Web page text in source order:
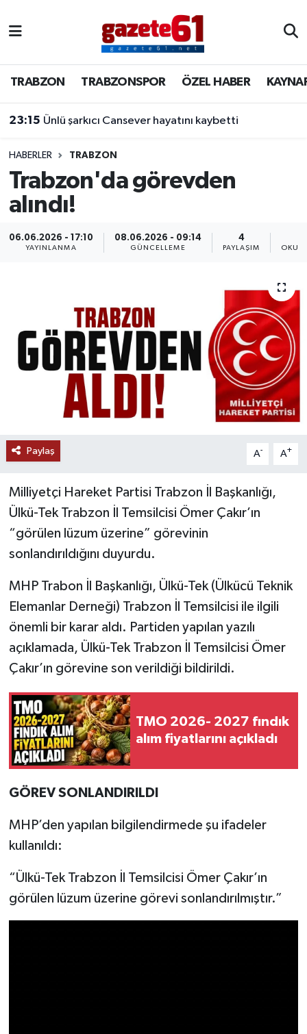
TRABZON TRABZONSPOR ÖZEL HABER
23:15 Ünlü şarkıcı Cansever hayatını kaybetti
HABERLER TRABZON
Trabzon'da görevden
alındı!
06.06.2026 - 17:10
YAYINLANMA
08.06.2026 - 09:14
GÜNCELLEME
4
PAYLAŞIM
Paylaş A- A+
Milliyetçi Hareket Partisi Trabzon İl Başkanlığı,
Ülkü-Tek Trabzon İl Temsilcisi Ömer Çakır’ın
“görülen lüzum üzerine” görevinin
sonlandırıldığını duyurdu.
MHP Trabon İl Başkanlığı, Ülkü-Tek (Ülkücü Teknik
Elemanlar Derneği) Trabzon İl Temsilcisi ile ilgili
önemli bir karar aldı. Partiden yapılan yazılı
açıklamada, Ülkü-Tek Trabzon İl Temsilcisi Ömer
Çakır’ın görevine son verildiği bildirildi.
TMO 2026- 2027 fındık
alım fiyatlarını açıkladı
GÖREV SONLANDIRILDI
MHP’den yapılan bilgilendirmede şu ifadeler
kullanıldı:
“Ülkü-Tek Trabzon İl Temsilcisi Ömer Çakır’ın
görülen lüzum üzerine görevi sonlandırılmıştır.”
TRABZONSPOR
ÖZEL HABER
KAYNAR KAZAN
SİYASET
Trabzon Nöbetçi Eczaneler
Trabzon Hava Durumu
Trabzon Namaz Vakitleri
Trabzon Trafik Yoğunluk Haritası
Süper Lig Puan Durumu ve Fikstür